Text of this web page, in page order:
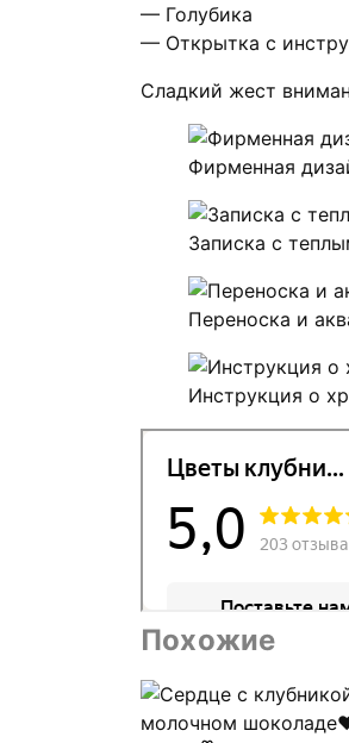
— Голубика
— Открытка с
Сладкий жест
Фирменная
Записка с
Переноска и
Инструкция о
Похожие